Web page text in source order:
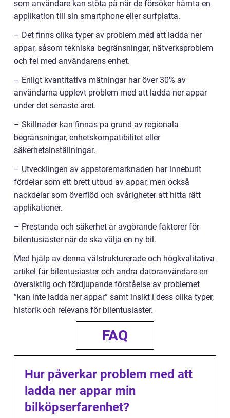
som användare kan stöta på när de försöker hämta en
applikation till sin smartphone eller surfplatta.
– Det finns olika typer av problem med att ladda ner
appar, såsom tekniska begränsningar, nätverksproblem
och fel med användarens enhet.
– Enligt kvantitativa mätningar har över 30% av
användarna upplevt problem med att ladda ner appar
under det senaste året.
– Skillnader kan finnas på grund av regionala
begränsningar, enhetskompatibilitet eller
säkerhetsinställningar.
– Utvecklingen av appstoremarknaden har inneburit
fördelar som ett brett utbud av appar, men också
nackdelar som överflöd och svårigheter att hitta rätt
applikationer.
– Prestanda och säkerhet är avgörande faktorer för
bilentusiaster när de ska välja en ny bil.
Med hjälp av denna välstrukturerade och högkvalitativa
artikel får bilentusiaster och andra datoranvändare en
översiktlig och fördjupande förståelse av problemet
”kan inte ladda ner appar” samt insikt i dess olika typer,
historik och relevans för bilentusiaster.
FAQ
Hur påverkar problem med att
ladda ner appar min
bilköpserfarenhet?